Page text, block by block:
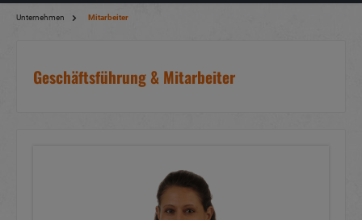
Unternehmen Mitarbeiter
Geschäftsführung & Mitarbeiter